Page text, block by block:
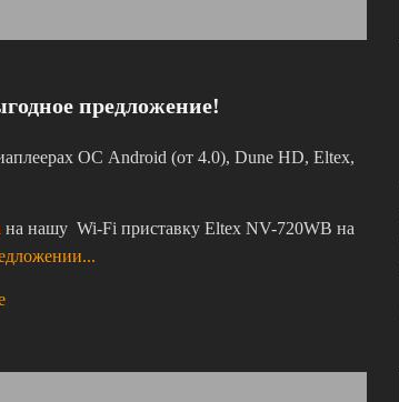
предложение!
ОС Android (от 4.0), Dune HD, Eltex,
на нашу Wi-Fi приставку Eltex NV-720WB на